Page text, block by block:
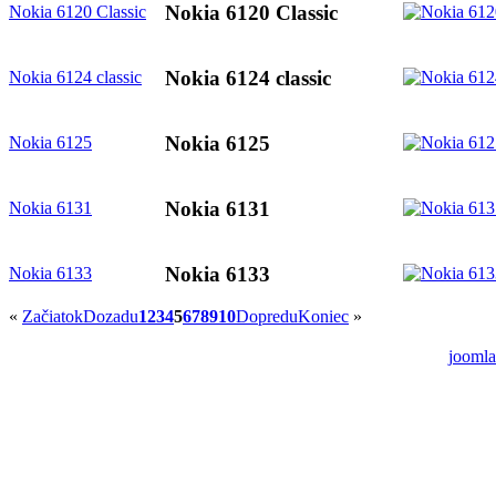
Nokia 6120 Classic Nokia 6120 Classic
Nokia 6124 classic Nokia 6124 classic
Nokia 6125 Nokia 6125
Nokia 6131 Nokia 6131
Nokia 6133 Nokia 6133
« ZačiatokDozadu12345678910DopreduKoniec »